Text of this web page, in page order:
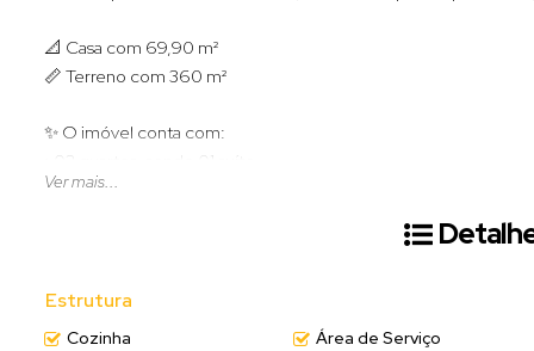
📐 Casa com 69,90 m²
📏 Terreno com 360 m²
✨ O imóvel conta com:
• 02 quartos, sendo 01 suíte
• Sala e cozinha integradas
📍 Localizada em uma região tranquila e com fácil acesso,
Ver mais...
Estrutura
Cozinha Área de Serviço